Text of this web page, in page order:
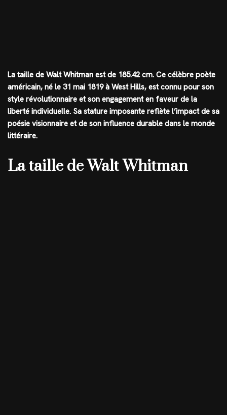
La taille de Walt Whitman est de 185.42 cm. Ce célèbre poète
américain, né le 31 mai 1819 à West Hills, est connu pour son
style révolutionnaire et son engagement en faveur de la
liberté individuelle. Sa stature imposante reflète l’impact de sa
poésie visionnaire et de son influence durable dans le monde
littéraire.
La taille de Walt Whitman